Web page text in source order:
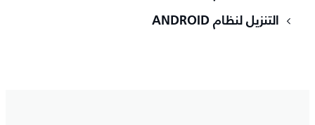
التنزيل لنظام ANDROID